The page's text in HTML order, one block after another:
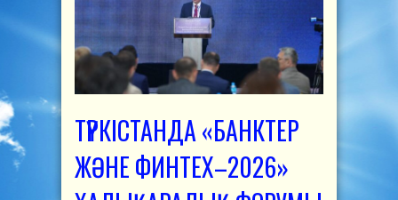
ТҮРКІСТАНДА «БАНКТЕР
ЖӘНЕ ФИНТЕХ–2026»